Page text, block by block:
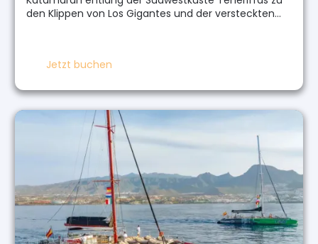
den Klippen von Los Gigantes und der versteckten…
Jetzt buchen